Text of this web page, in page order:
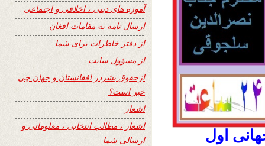
اول
آموزه های دینی ، اخلاقی و اجتماعی
ارسال نامه به مقامات افغان
از دفتر خاطرات برای شما
از مسؤول سایت
ازحقوق بشردر افغانستان و جهان چی
خبر است؟
اشعار
اشعار ، مطالب انتخابی ، معلوماتی و
ارسالی شما